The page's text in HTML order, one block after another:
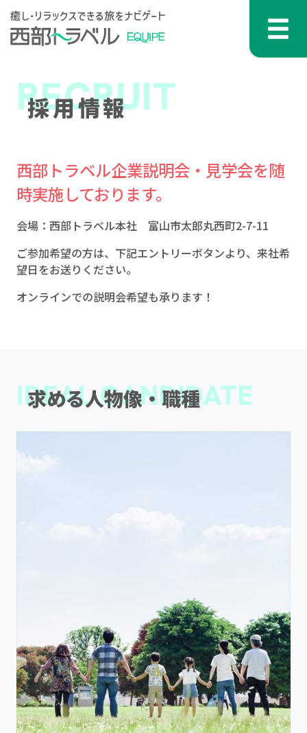
コンテンツへスキップ
メインナビゲーション
RECRUIT
採用情報
西部トラベル企業説明会・見学会を随
時実施しております。
会場：西部トラベル本社 富山市太郎丸西町2-7-11
ご参加希望の方は、下記エントリーボタンより、来社希
望日をお送りください。
オンラインでの説明会希望も承ります！
IDEAL CANDIDATE
求める人物像・職種